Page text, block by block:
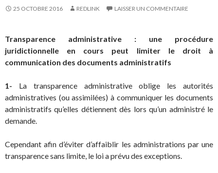
25 OCTOBRE 2016 REDLINK LAISSER UN COMMENTAIRE
Transparence administrative : une procédure
juridictionnelle en cours peut limiter le droit à
communication des documents administratifs
1- La transparence administrative oblige les autorités
administratives (ou assimilées) à communiquer les documents
administratifs qu’elles détiennent dès lors qu’un administré le
demande.
Cependant afin d’éviter d’affaiblir les administrations par une
transparence sans limite, le loi a prévu des exceptions.